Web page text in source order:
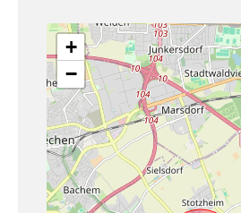
+
−